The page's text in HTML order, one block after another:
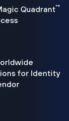
Quadrant™
for Identity